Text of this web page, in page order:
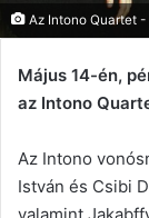
Az Intono Quartet
Május 14-én,
az Intono
Az Intono
István és Csibi